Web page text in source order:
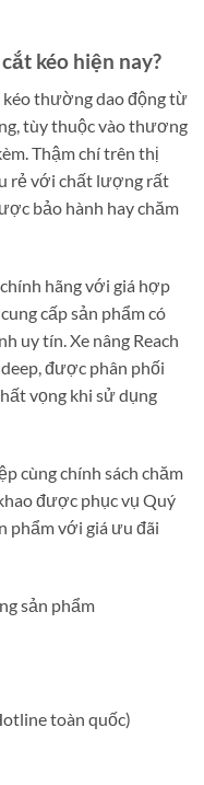
kéo hiện nay?
kéo thường dao động từ
tùy thuộc vào thương
Thậm chí trên thị
rẻ với chất lượng rất
bảo hành hay chăm
hãng với giá hợp
cấp sản phẩm có
uy tín. Xe nâng Reach
được phân phối
vọng khi sử dụng
cùng chính sách chăm
được phục vụ Quý
phẩm với giá ưu đãi
sản phẩm
toàn quốc)